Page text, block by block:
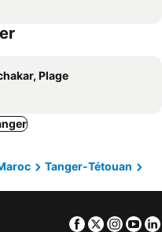
Plage
Tanger-Tétouan
Facebook
Twitter